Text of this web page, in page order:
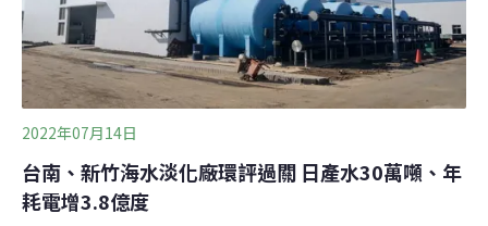
2022年07月14日
台南、新竹海水淡化廠環評過關 日產水30萬噸、年
耗電增3.8億度